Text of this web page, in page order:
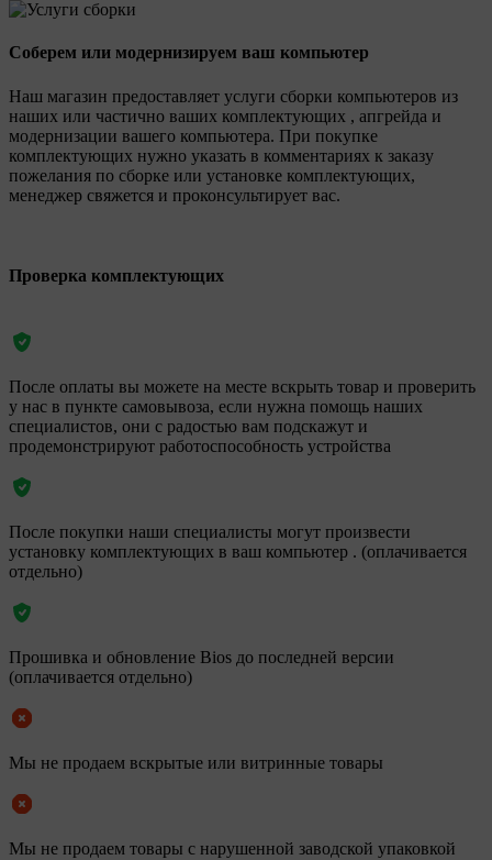
Соберем или модернизируем ваш компьютер
Наш магазин предоставляет услуги сборки компьютеров из
наших или частично ваших комплектующих , апгрейда и
модернизации вашего компьютера. При покупке
комплектующих нужно указать в комментариях к заказу
пожелания по сборке или установке комплектующих,
менеджер свяжется и проконсультирует вас.
Проверка комплектующих
После оплаты вы можете на месте вскрыть товар и проверить
у нас в пункте самовывоза, если нужна помощь наших
специалистов, они с радостью вам подскажут и
продемонстрируют работоспособность устройства
После покупки наши специалисты могут произвести
установку комплектующих в ваш компьютер . (оплачивается
отдельно)
Прошивка и обновление Bios до последней версии
(оплачивается отдельно)
Мы не продаем вскрытые или витринные товары
Мы не продаем товары с нарушенной заводской упаковкой